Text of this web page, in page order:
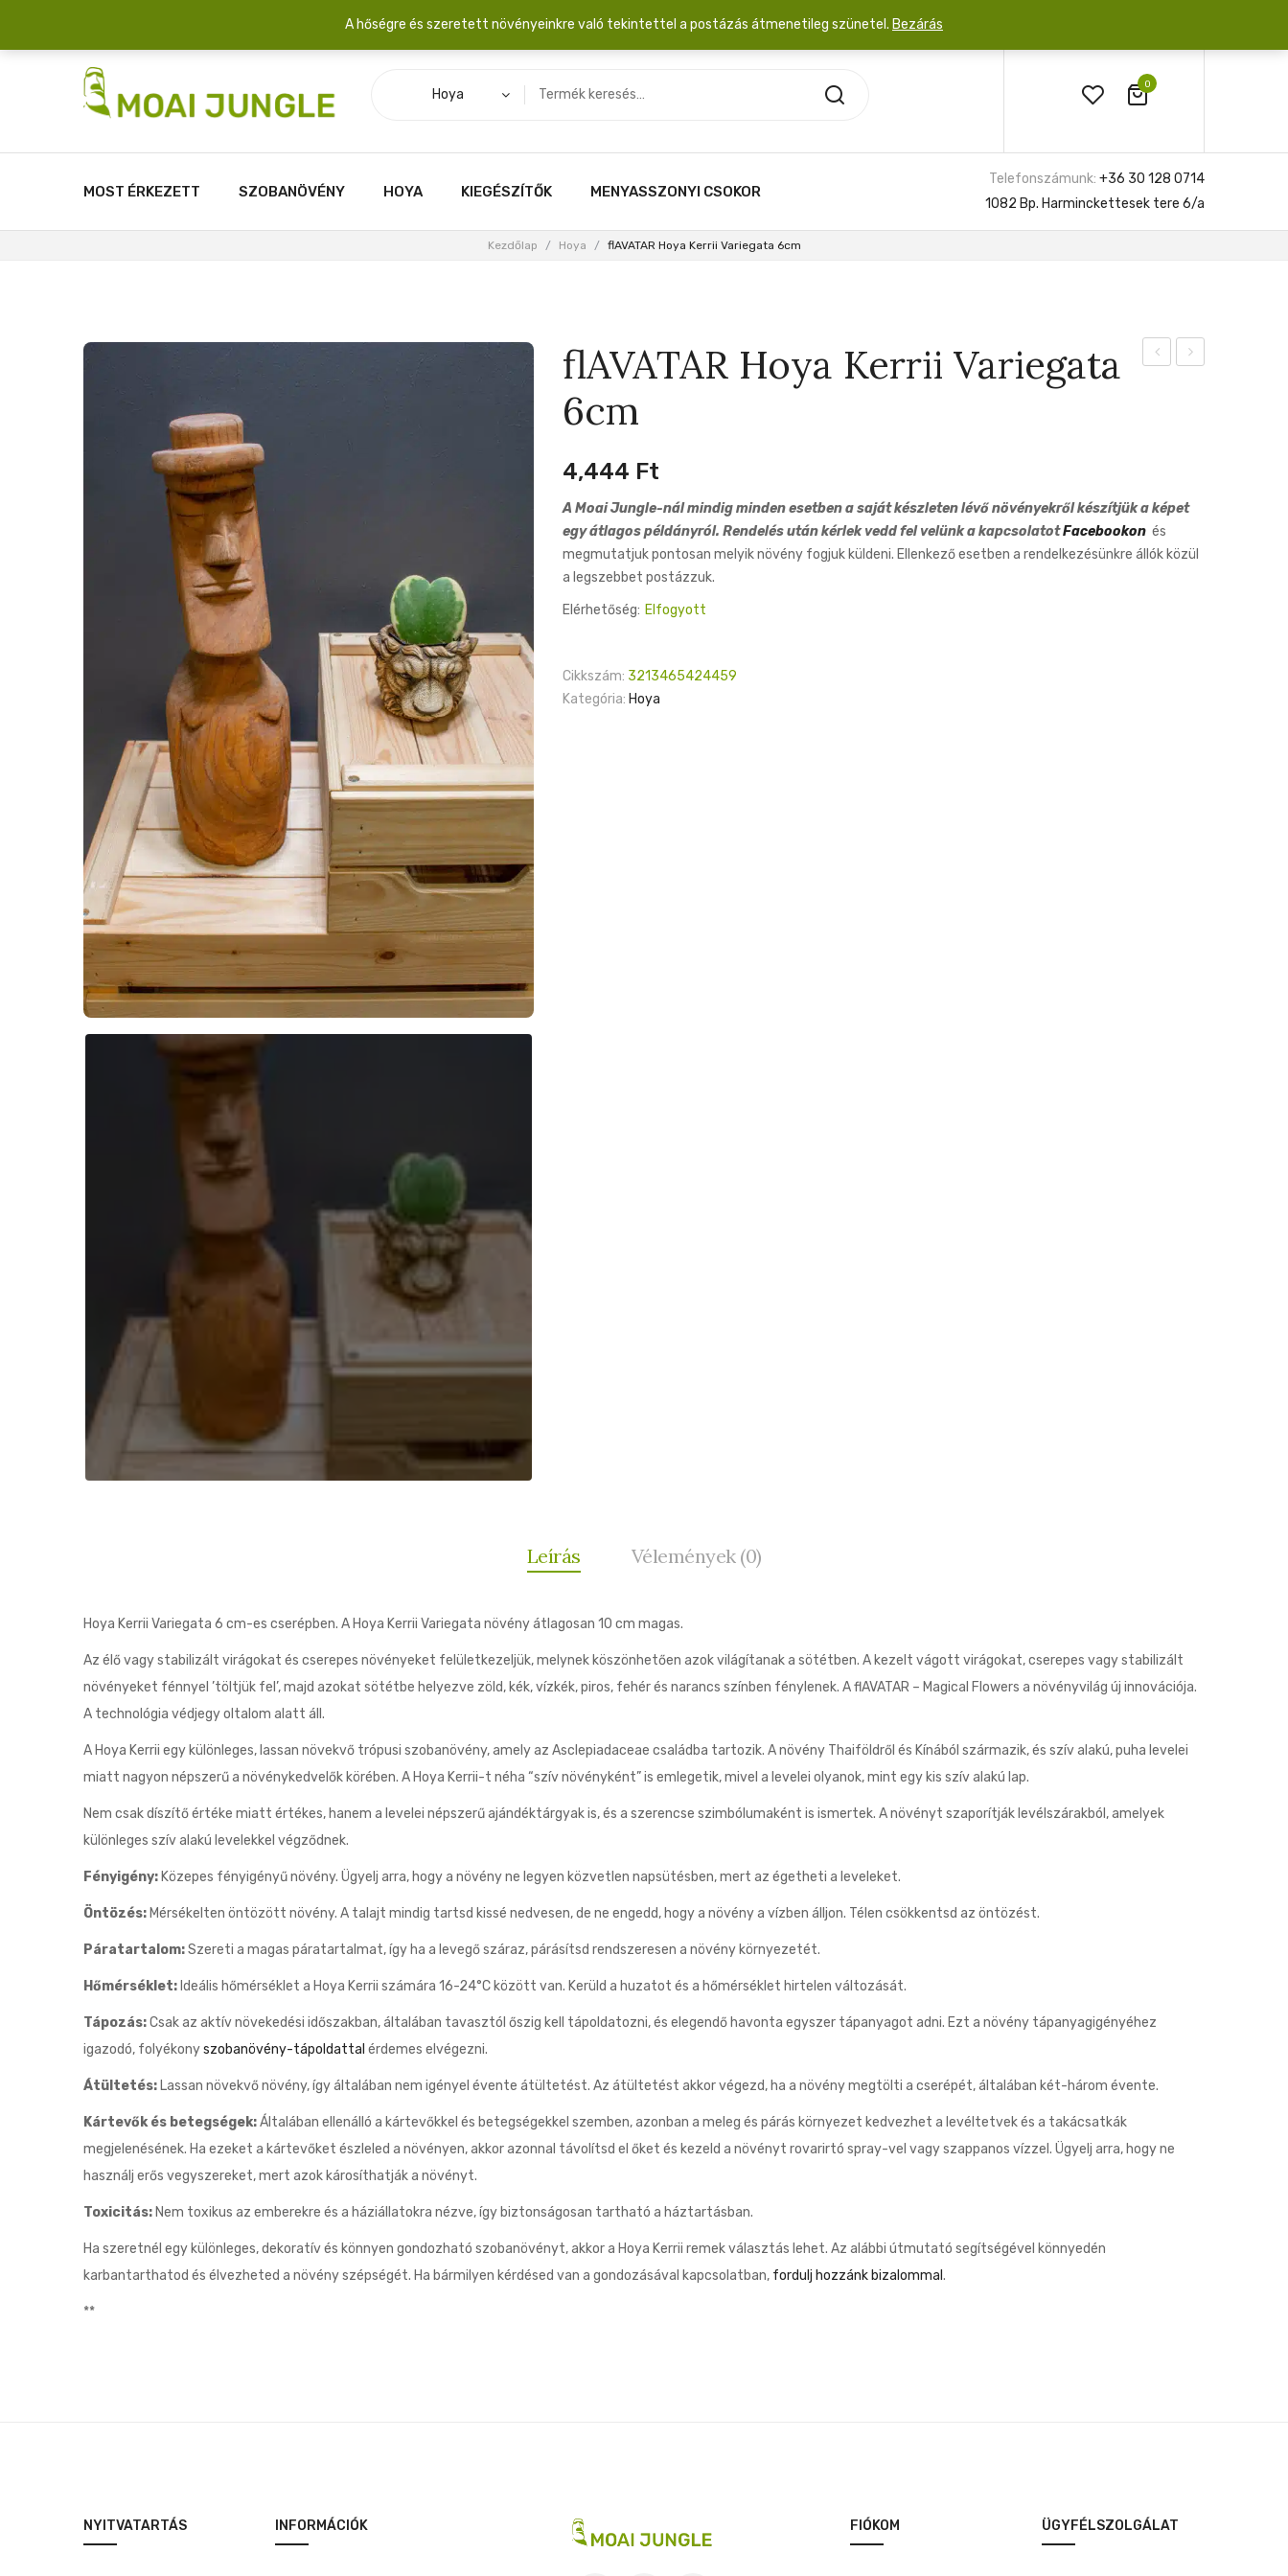
Szállítási díj: 2.200 Ft/csomag átlagosan 3-5 növény fér egy dobozba. 20.000 Ft érték felett INGYEN posta!
0
Hoya
MOST ÉRKEZETT SZOBANÖVÉNY HOYA KIEGÉSZÍTŐK MENYASSZONYI CSOKOR
Telefonszámunk: +36 30 128 0714
1082 Bp. Harminckettesek tere 6/a
Kezdőlap / Hoya / flAVATAR Hoya Kerrii Variegata 6cm
flAVATAR Hoya Kerrii Variegata
6cm
4,444 Ft
A Moai Jungle-nál mindig minden esetben a saját készleten lévő növényekről készítjük a képet
egy átlagos példányról. Rendelés után kérlek vedd fel velünk a kapcsolatotFacebookon és
megmutatjuk pontosan melyik növény fogjuk küldeni. Ellenkező esetben a rendelkezésünkre állók közül
a legszebbet postázzuk.
Elérhetőség: Elfogyott
Cikkszám: 3213465424459
Kategória: Hoya
Leírás Vélemények (0)
Hoya Kerrii Variegata 6 cm-es cserépben. A Hoya Kerrii Variegata növény átlagosan 10 cm magas.
Az élő vagy stabilizált virágokat és cserepes növényeket felületkezeljük, melynek köszönhetően azok világítanak a sötétben. A kezelt vágott virágokat, cserepes vagy stabilizált
növényeket fénnyel ’töltjük fel’, majd azokat sötétbe helyezve zöld, kék, vízkék, piros, fehér és narancs színben fénylenek. A flAVATAR – Magical Flowers a növényvilág új innovációja.
A technológia védjegy oltalom alatt áll.
A Hoya Kerrii egy különleges, lassan növekvő trópusi szobanövény, amely az Asclepiadaceae családba tartozik. A növény Thaiföldről és Kínából származik, és szív alakú, puha levelei
miatt nagyon népszerű a növénykedvelők körében. A Hoya Kerrii-t néha “szív növényként” is emlegetik, mivel a levelei olyanok, mint egy kis szív alakú lap.
Nem csak díszítő értéke miatt értékes, hanem a levelei népszerű ajándéktárgyak is, és a szerencse szimbólumaként is ismertek. A növényt szaporítják levélszárakból, amelyek
különleges szív alakú levelekkel végződnek.
Fényigény: Közepes fényigényű növény. Ügyelj arra, hogy a növény ne legyen közvetlen napsütésben, mert az égetheti a leveleket.
Öntözés: Mérsékelten öntözött növény. A talajt mindig tartsd kissé nedvesen, de ne engedd, hogy a növény a vízben álljon. Télen csökkentsd az öntözést.
Páratartalom:Szereti a magas páratartalmat, így ha a levegő száraz, párásítsd rendszeresen a növény környezetét.
Hőmérséklet: Ideális hőmérséklet a Hoya Kerrii számára 16-24°C között van. Kerüld a huzatot és a hőmérséklet hirtelen változását.
Tápozás:Csak az aktív növekedési időszakban, általában tavasztól őszig kell tápoldatozni, és elegendő havonta egyszer tápanyagot adni. Ezt a növény tápanyagigényéhez
igazodó, folyékonyszobanövény-tápoldattal érdemes elvégezni.
Átültetés: Lassan növekvő növény, így általában nem igényel évente átültetést. Az átültetést akkor végezd, ha a növény megtölti a cserépét, általában két-három évente.
Kártevők és betegségek:Általában ellenálló a kártevőkkel és betegségekkel szemben, azonban a meleg és párás környezet kedvezhet a levéltetvek és a takácsatkák
megjelenésének. Ha ezeket a kártevőket észleled a növényen, akkor azonnal távolítsd el őket és kezeld a növényt rovarirtó spray-vel vagy szappanos vízzel. Ügyelj arra, hogy ne
használj erős vegyszereket, mert azok károsíthatják a növényt.
Toxicitás: Nem toxikus az emberekre és a háziállatokra nézve, így biztonságosan tartható a háztartásban.
Ha szeretnél egy különleges, dekoratív és könnyen gondozható szobanövényt, akkor a Hoya Kerrii remek választás lehet. Az alábbi útmutató segítségével könnyedén
karbantarthatod és élvezheted a növény szépségét. Ha bármilyen kérdésed van a gondozásával kapcsolatban, fordulj hozzánk bizalommal .
**
NYITVATARTÁS INFORMÁCIÓK FIÓKOM ÜGYFÉLSZOLGÁLAT
A hőségre és szeretett növényeinkre való tekintettel a postázás átmenetileg szünetel. Bezárás